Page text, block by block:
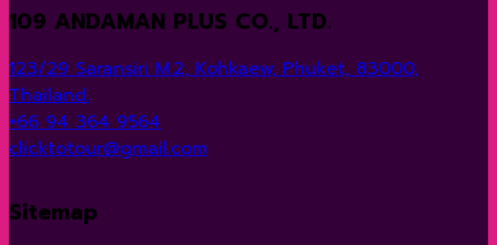
109 ANDAMAN PLUS CO., LTD.
123/29 Saransiri M.2, Kohkaew, Phuket, 83000,
Thailand.
+66 94 364 9564
clicktotour@gmail.com
Sitemap